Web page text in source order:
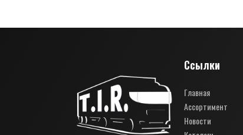
Ссылки
Главная
Ассортимент
Новости